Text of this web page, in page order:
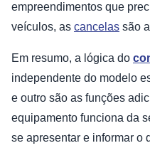
empreendimentos que
veículos, as cancelas são
Em resumo, a lógica do
independente do modelo
e outro são as funções
equipamento funciona da
se apresentar e informar o